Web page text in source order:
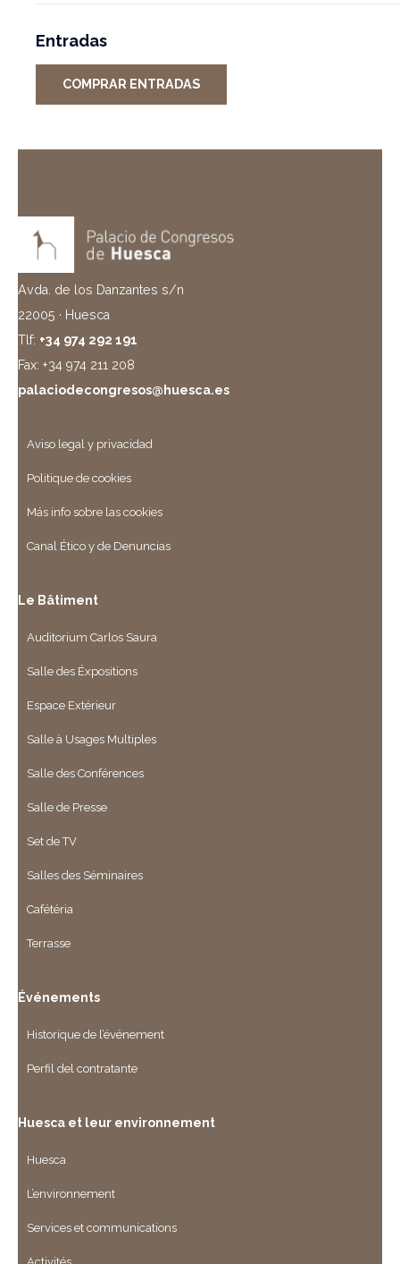
Entradas
COMPRAR ENTRADAS
Avda. de los Danzantes s/n
22005 · Huesca
Tlf: +34 974 292 191
Fax: +34 974 211 208
palaciodecongresos@huesca.es
Aviso legal y privacidad
Politique de cookies
Más info sobre las cookies
Canal Ético y de Denuncias
Le Bâtiment
Auditorium Carlos Saura
Salle des Éxpositions
Espace Extérieur
Salle à Usages Multiples
Salle des Conférences
Salle de Presse
Set de TV
Salles des Séminaires
Cafétéria
Terrasse
Événements
Historique de l’événement
Perfil del contratante
Huesca et leur environnement
Huesca
L’environnement
Services et communications